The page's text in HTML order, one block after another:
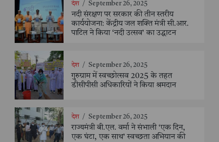
देश / September 26, 2025
नदी संरक्षण पर सरकार की तीन स्तरीय
कार्ययोजना: केंद्रीय जल शक्ति मंत्री सी.आर.
पाटिल ने किया ‘नदी उत्सव’ का उद्घाटन
देश / September 26, 2025
गुरुग्राम में स्वच्छोत्सव 2025 के तहत
डीसीपीसी अधिकारियों ने किया श्रमदान
देश / September 26, 2025
राज्यमंत्री बी.एल. वर्मा ने संभाली ‘एक दिन,
एक घंटा, एक साथ’ स्वच्छता अभियान की